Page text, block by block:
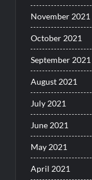
November 2021
October 2021
September 2021
August 2021
July 2021
June 2021
May 2021
April 2021